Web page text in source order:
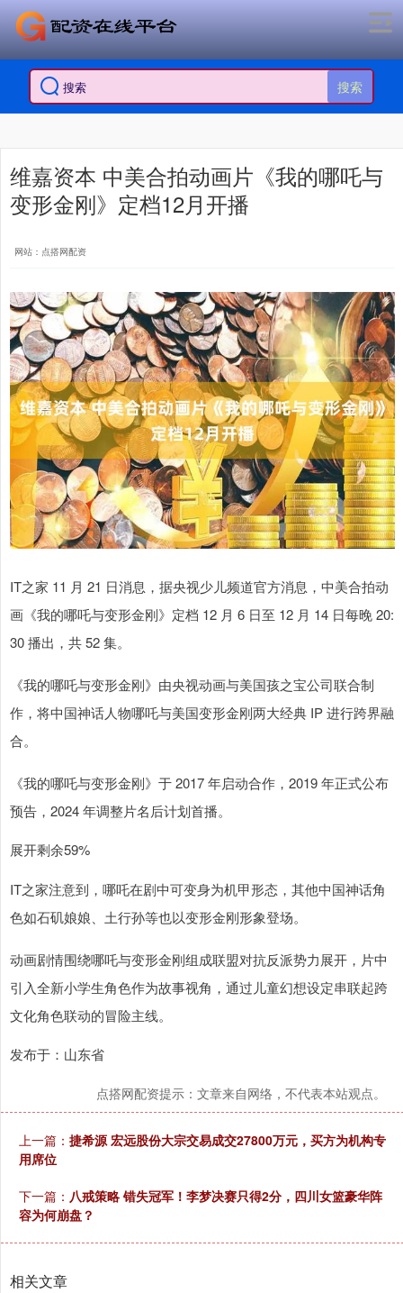
搜索
维嘉资本 中美合拍动画片《我的哪吒与
变形金刚》定档12月开播
网站：点搭网配资
IT之家 11 月 21 日消息，据央视少儿频道官方消息，中美合拍动
画《我的哪吒与变形金刚》定档 12 月 6 日至 12 月 14 日每晚 20:
30 播出，共 52 集。
《我的哪吒与变形金刚》由央视动画与美国孩之宝公司联合制
作，将中国神话人物哪吒与美国变形金刚两大经典 IP 进行跨界融
合。
《我的哪吒与变形金刚》于 2017 年启动合作，2019 年正式公布
预告，2024 年调整片名后计划首播。
展开剩余59%
IT之家注意到，哪吒在剧中可变身为机甲形态，其他中国神话角
色如石矶娘娘、土行孙等也以变形金刚形象登场。
动画剧情围绕哪吒与变形金刚组成联盟对抗反派势力展开，片中
引入全新小学生角色作为故事视角，通过儿童幻想设定串联起跨
文化角色联动的冒险主线。
发布于：山东省
点搭网配资提示：文章来自网络，不代表本站观点。
上一篇： 捷希源 宏远股份大宗交易成交27800万元，买方为机构专
用席位
下一篇： 八戒策略 错失冠军！李梦决赛只得2分，四川女篮豪华阵
容为何崩盘？
相关文章